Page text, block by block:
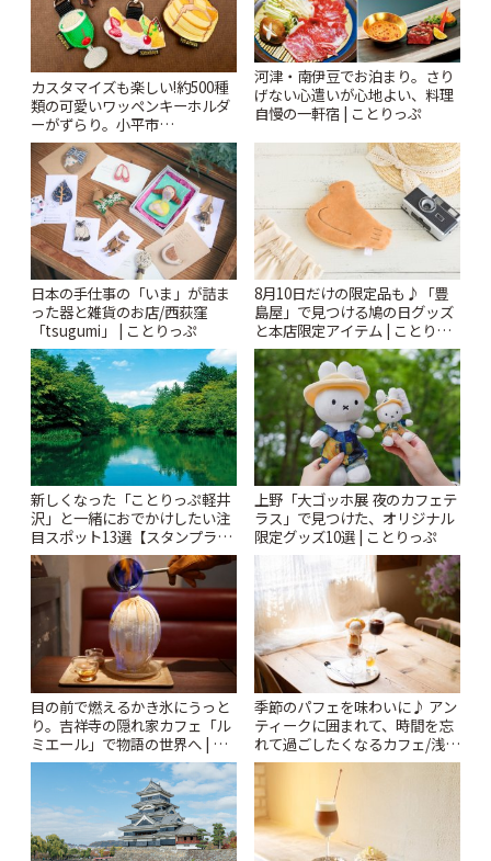
カスタマイズも楽しい!約500種
類の可愛いワッペンキーホルダ
ーがずらり。小平市
「Kimamaya T&K」 | ことりっ
ぷ
河津・南伊豆でお泊まり。さり
げない心遣いが心地よい、料理
自慢の一軒宿 | ことりっぷ
日本の手仕事の「いま」が詰ま
った器と雑貨のお店/西荻窪
「tsugumi」 | ことりっぷ
8月10日だけの限定品も♪「豊
島屋」で見つける鳩の日グッズ
と本店限定アイテム | ことりっ
ぷ
新しくなった「ことりっぷ軽井
沢」と一緒におでかけしたい注
目スポット13選【スタンプラリ
ー開催中】 | ことりっぷ
上野「大ゴッホ展 夜のカフェテ
ラス」で見つけた、オリジナル
限定グッズ10選 | ことりっぷ
目の前で燃えるかき氷にうっと
り。吉祥寺の隠れ家カフェ「ル
ミエール」で物語の世界へ | こ
とりっぷ
季節のパフェを味わいに♪ アン
ティークに囲まれて、時間を忘
れて過ごしたくなるカフェ/浅草
「annorum cafe」 | ことりっぷ